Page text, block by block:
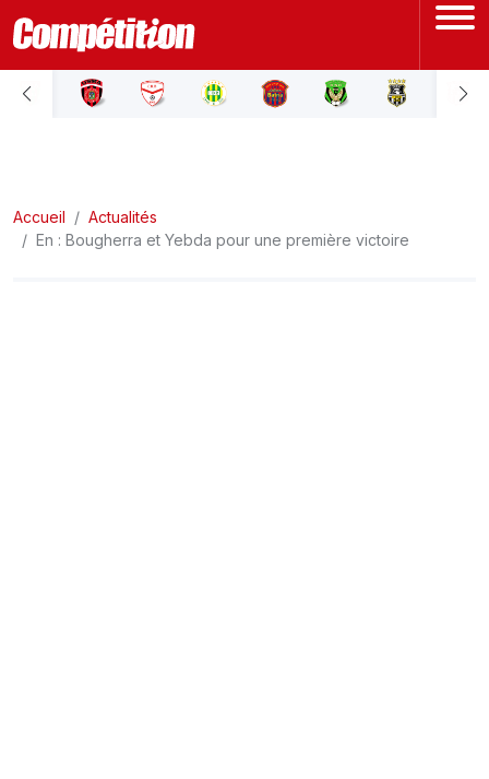
ACCUEIL
LIGUE 2
Accueil
Actualités
En : Bougherra et Yebda pour une première victoire